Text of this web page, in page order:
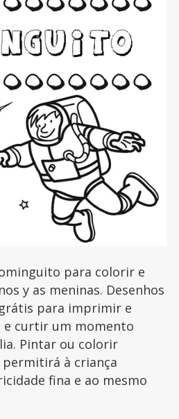
para colorir e
y as meninas. Desenhos
para imprimir e
curtir um momento
Pintar ou colorir
permitirá à criança
fina e ao mesmo